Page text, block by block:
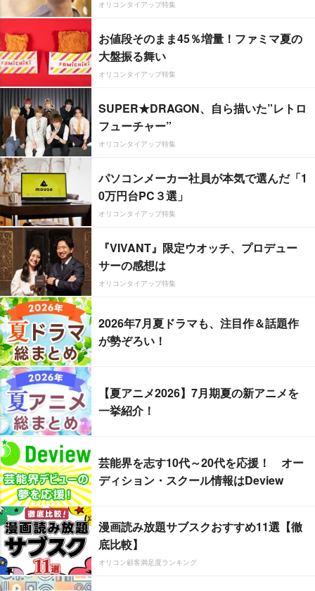
オリコンタイアップ特集
お値段そのまま45％増量！ファミマ夏の
大盤振る舞い
オリコンタイアップ特集
SUPER★DRAGON、自ら描いた”レトロ
フューチャー”
オリコンタイアップ特集
パソコンメーカー社員が本気で選んだ「1
0万円台PC３選」
オリコンタイアップ特集
『VIVANT』限定ウオッチ、プロデュー
サーの感想は
オリコンタイアップ特集
2026年7月夏ドラマも、注目作＆話題作
が勢ぞろい！
【夏アニメ2026】7月期夏の新アニメを
一挙紹介！
芸能界を志す10代～20代を応援！ オー
ディション・スクール情報はDeview
漫画読み放題サブスクおすすめ11選【徹
底比較】
オリコン顧客満足度ランキング